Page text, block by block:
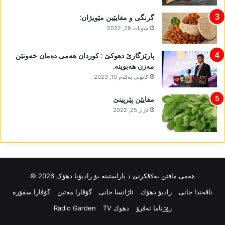
گرنگی و مفایێین مێویژان:
شوبات 28, 2022
پارێزگارێ دھوکێ : کوردان ھەمی دەمان خەونێن
مەزن ھەبوینە.
كانونی یه‌كه‌م 10, 2023
مفایێن پێرپینێ
ئازار 25, 2022
ھەمی مافێن بەلاڤکرنێ د پاراستینە بۆ رادیۆیا دھۆک 2026 ©
ناڤه‌ندا خانی
رادیۆ دهۆك ئاژانسا خانی گۆڤارا مەتین
گۆڤارا سڤۆرە
رۆژناما ئەڤرۆ
دهوك TV Radio Garden